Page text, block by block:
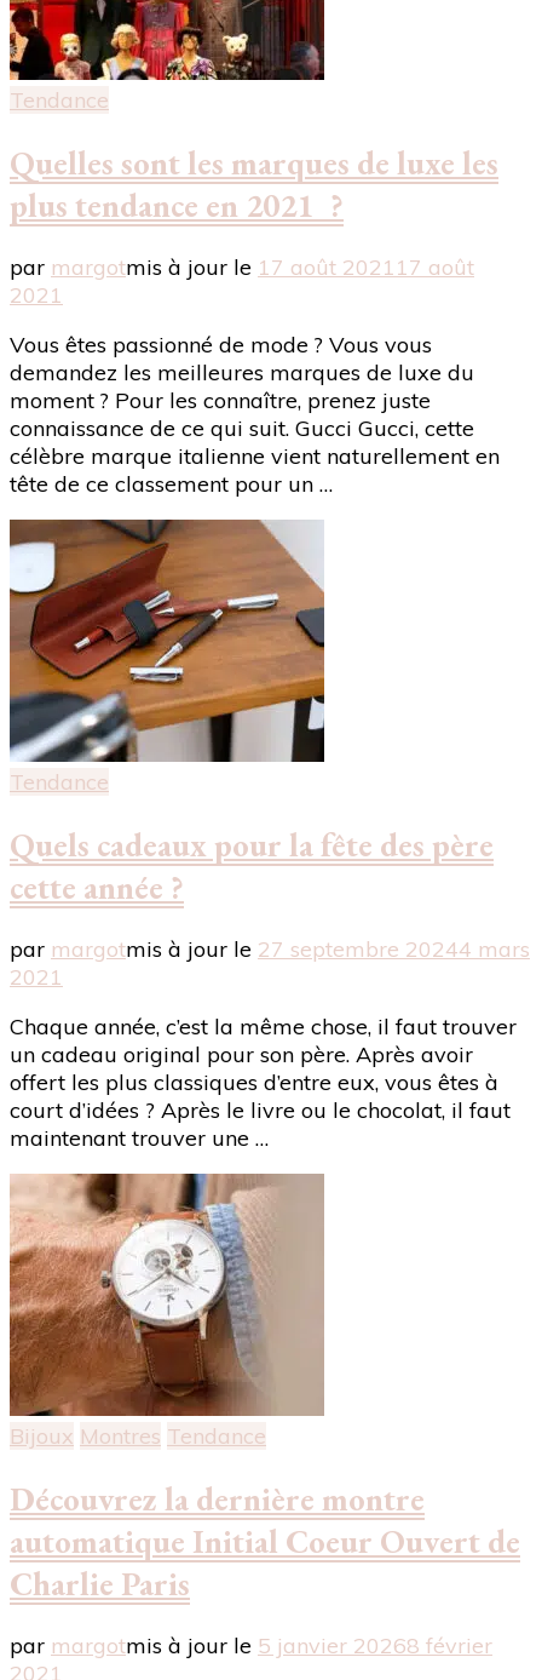
Tendance
Quelles sont les marques de luxe les
plus tendance en 2021 ?
par margotmis à jour le 17 août 202117 août
2021
Vous êtes passionné de mode ? Vous vous
demandez les meilleures marques de luxe du
moment ? Pour les connaître, prenez juste
connaissance de ce qui suit. Gucci Gucci, cette
célèbre marque italienne vient naturellement en
tête de ce classement pour un …
Tendance
Quels cadeaux pour la fête des père
cette année ?
par margotmis à jour le 27 septembre 20244 mars
2021
Chaque année, c’est la même chose, il faut trouver
un cadeau original pour son père. Après avoir
offert les plus classiques d’entre eux, vous êtes à
court d’idées ? Après le livre ou le chocolat, il faut
maintenant trouver une …
Bijoux Montres Tendance
Découvrez la dernière montre
automatique Initial Coeur Ouvert de
Charlie Paris
par margotmis à jour le 5 janvier 20268 février
2021